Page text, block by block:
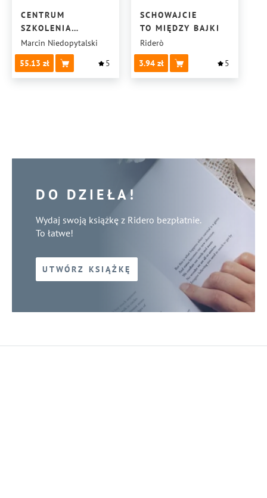
CENTRUM
SZKOLENIA
PRACOWNIKÓW
OCHRONY
I CYWILÓW
Marcin Niedopytalski
55.13
5
SCHOWAJCIE
TO MIĘDZY BAJKI
Riderò
3.94
5
DO DZIEŁA!
Wydaj swoją książkę z Ridero bezpłatnie.
To łatwe!
UTWÓRZ KSIĄŻKĘ